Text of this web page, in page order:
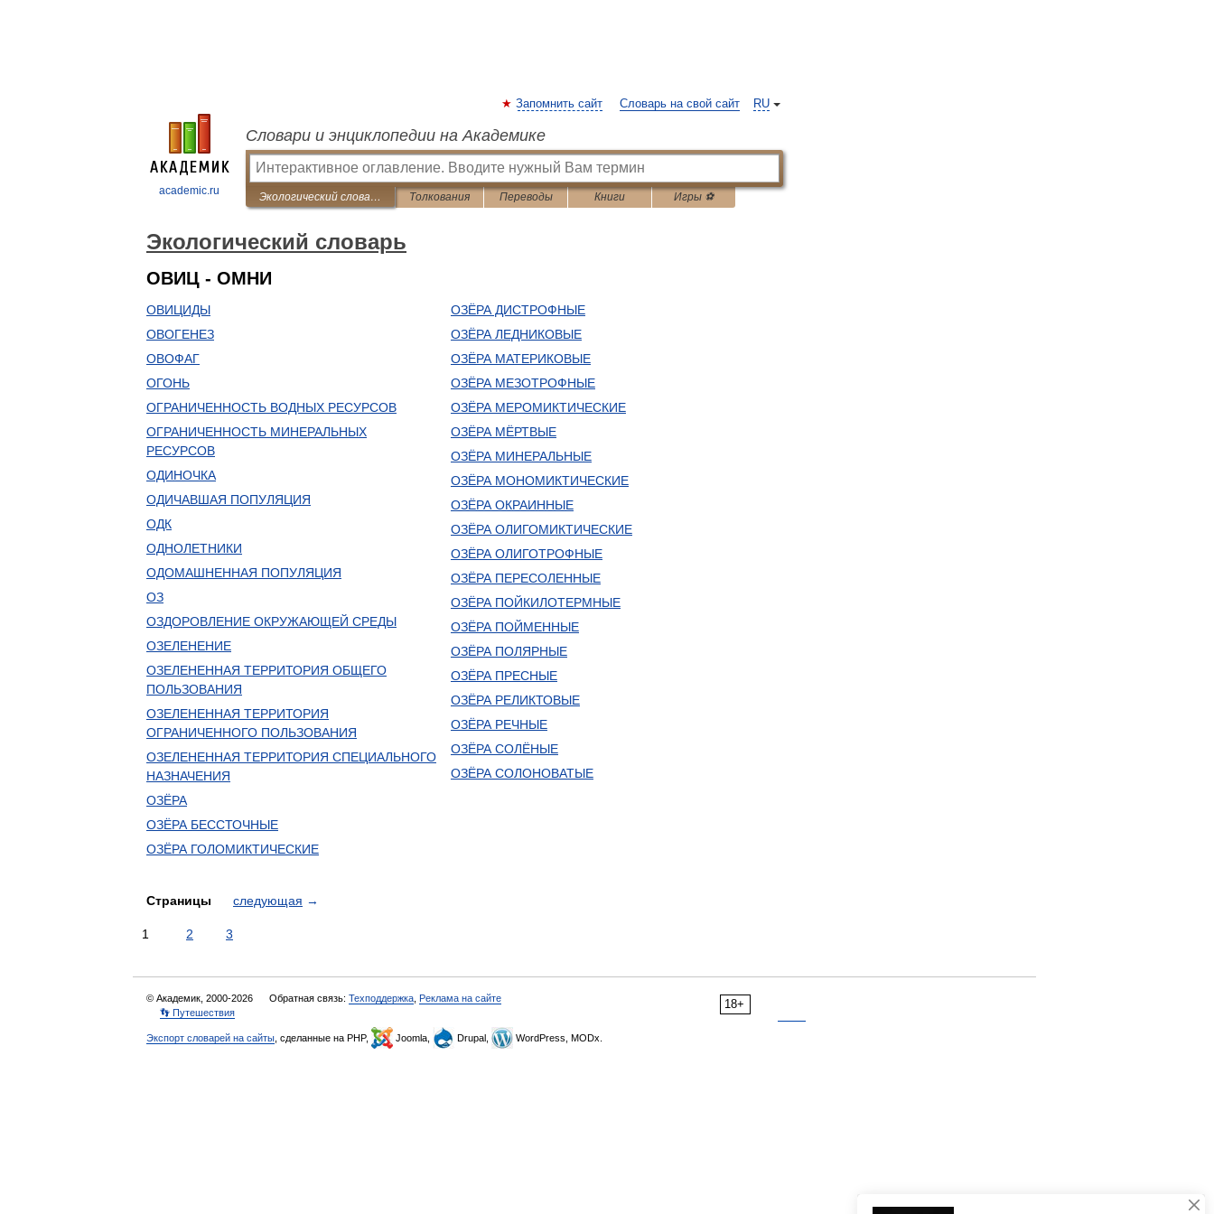
academic.ru
RU
Запомнить сайт Словарь на свой сайт
Словари и энциклопедии на Академике
Экологический словарь Толкования Переводы Книги Игры ⚽
Экологический словарь
ОВИЦ - ОМНИ
ОВИЦИДЫ
ОВОГЕНЕЗ
ОВОФАГ
ОГОНЬ
ОГРАНИЧЕННОСТЬ ВОДНЫХ РЕСУРСОВ
ОГРАНИЧЕННОСТЬ МИНЕРАЛЬНЫХ
РЕСУРСОВ
ОДИНОЧКА
ОДИЧАВШАЯ ПОПУЛЯЦИЯ
ОДК
ОДНОЛЕТНИКИ
ОДОМАШНЕННАЯ ПОПУЛЯЦИЯ
ОЗ
ОЗДОРОВЛЕНИЕ ОКРУЖАЮЩЕЙ СРЕДЫ
ОЗЕЛЕНЕНИЕ
ОЗЕЛЕНЕННАЯ ТЕРРИТОРИЯ ОБЩЕГО
ПОЛЬЗОВАНИЯ
ОЗЕЛЕНЕННАЯ ТЕРРИТОРИЯ
ОГРАНИЧЕННОГО ПОЛЬЗОВАНИЯ
ОЗЕЛЕНЕННАЯ ТЕРРИТОРИЯ СПЕЦИАЛЬНОГО
НАЗНАЧЕНИЯ
ОЗЁРА
ОЗЁРА БЕССТОЧНЫЕ
ОЗЁРА ГОЛОМИКТИЧЕСКИЕ
ОЗЁРА ДИСТРОФНЫЕ
ОЗЁРА ЛЕДНИКОВЫЕ
ОЗЁРА МАТЕРИКОВЫЕ
ОЗЁРА МЕЗОТРОФНЫЕ
ОЗЁРА МЕРОМИКТИЧЕСКИЕ
ОЗЁРА МЁРТВЫЕ
ОЗЁРА МИНЕРАЛЬНЫЕ
ОЗЁРА МОНОМИКТИЧЕСКИЕ
ОЗЁРА ОКРАИННЫЕ
ОЗЁРА ОЛИГОМИКТИЧЕСКИЕ
ОЗЁРА ОЛИГОТРОФНЫЕ
ОЗЁРА ПЕРЕСОЛЕННЫЕ
ОЗЁРА ПОЙКИЛОТЕРМНЫЕ
ОЗЁРА ПОЙМЕННЫЕ
ОЗЁРА ПОЛЯРНЫЕ
ОЗЁРА ПРЕСНЫЕ
ОЗЁРА РЕЛИКТОВЫЕ
ОЗЁРА РЕЧНЫЕ
ОЗЁРА СОЛЁНЫЕ
ОЗЁРА СОЛОНОВАТЫЕ
Страницы следующая →
1 2 3
18+
© Академик, 2000-2026 Обратная связь: Техподдержка Реклама на сайте
👣 Путешествия
Экспорт словарей на сайты , сделанные на PHP, Joomla, Drupal, WordPress, MODx.